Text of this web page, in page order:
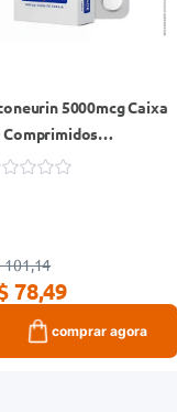
5000mcg Caixa
Comprimidos
101,14
78,49
comprar agora